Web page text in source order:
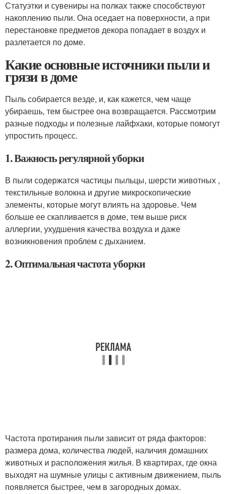
Статуэтки и сувениры на полках также способствуют
накоплению пыли. Она оседает на поверхности, а при
перестановке предметов декора попадает в воздух и
разлетается по доме.
Какие основные источники пыли и
грязи в доме
Пыль собирается везде, и, как кажется, чем чаще
убираешь, тем быстрее она возвращается. Рассмотрим
разные подходы и полезные лайфхаки, которые помогут
упростить процесс.
1. Важность регулярной уборки
В пыли содержатся частицы пыльцы, шерсти животных ,
текстильные волокна и другие микроскопические
элементы, которые могут влиять на здоровье. Чем
больше ее скапливается в доме, тем выше риск
аллергии, ухудшения качества воздуха и даже
возникновения проблем с дыханием.
2. Оптимальная частота уборки
Частота протирания пыли зависит от ряда факторов:
размера дома, количества людей, наличия домашних
животных и расположения жилья. В квартирах, где окна
выходят на шумные улицы с активным движением, пыль
появляется быстрее, чем в загородных домах.